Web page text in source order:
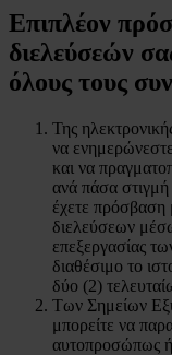
Επιπλέον
διελεύσεών
όλους τους
Της
να
και να
ανά πάσα
έχετε
διελεύσεων
επεξεργασίας
διαθέσιμο το
δύο (2)
Των Σημείων
μπορείτε να
αυτοπροσώπως